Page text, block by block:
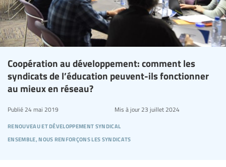
Coopération au développement: comment les
syndicats de l’éducation peuvent-ils fonctionner
au mieux en réseau?
renouveau et développement syndical
ensemble, nous renforçons les syndicats
Publié 24 mai 2019 Mis à jour23 juillet 2024